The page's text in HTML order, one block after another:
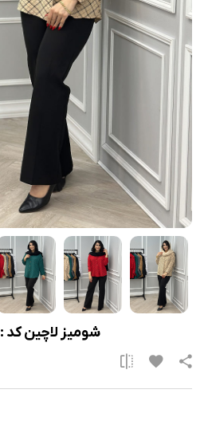
شومیز لاچین کد : 10854